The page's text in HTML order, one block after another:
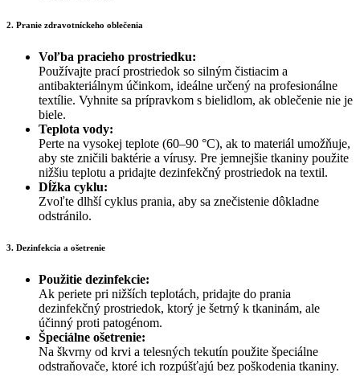
2. Pranie zdravotníckeho oblečenia
Voľba pracieho prostriedku:
Používajte prací prostriedok so silným čistiacim a
antibakteriálnym účinkom, ideálne určený na profesionálne
textílie. Vyhnite sa prípravkom s bielidlom, ak oblečenie nie je
biele.
Teplota vody:
Perte na vysokej teplote (60–90 °C), ak to materiál umožňuje,
aby ste zničili baktérie a vírusy. Pre jemnejšie tkaniny použite
nižšiu teplotu a pridajte dezinfekčný prostriedok na textil.
Dĺžka cyklu:
Zvoľte dlhší cyklus prania, aby sa znečistenie dôkladne
odstránilo.
3. Dezinfekcia a ošetrenie
Použitie dezinfekcie:
Ak periete pri nižších teplotách, pridajte do prania
dezinfekčný prostriedok, ktorý je šetrný k tkaninám, ale
účinný proti patogénom.
Špeciálne ošetrenie:
Na škvrny od krvi a telesných tekutín použite špeciálne
odstraňovače, ktoré ich rozpúšťajú bez poškodenia tkaniny.